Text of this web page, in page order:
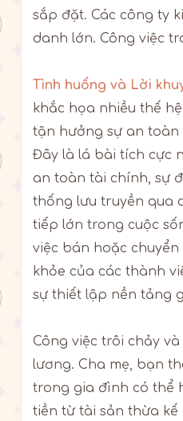
sắp đặt. Các công ty
danh lớn. Công việc
Tình huống và Lời
khắc họa nhiều thế
tận hưởng sự an toàn
Đây là lá bài tích cực
an toàn tài chính, sự
thống lưu truyền qua
tiếp lớn trong cuộc
việc bán hoặc
khỏe của các thành
sự thiết lập nền tảng
Công việc trôi chảy
lương. Cha mẹ, bạn
trong gia đình có thể
tiền từ tài sản thừa kế